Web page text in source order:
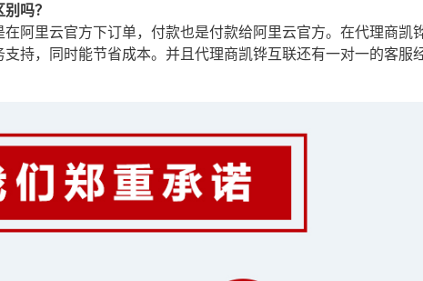
吗？
阿里云官方下订单，付款也是付款给阿里云官方。在代理商凯
持，同时能节省成本。并且代理商凯铧互联还有一对一的客服